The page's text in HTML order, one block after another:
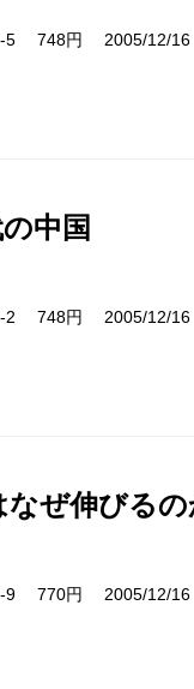
5 748円 2005/12/16
中国
2 748円 2005/12/16
なぜ伸びる
9 770円 2005/12/16